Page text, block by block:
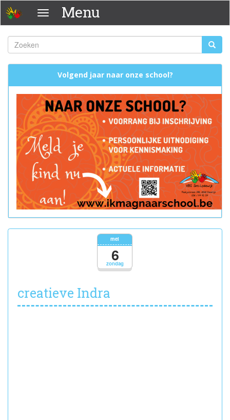
Overslaan
en
naar
de
inhoud
gaan
Menu Menu
Zoekveld
Zoeken
Volgend jaar naar onze school?
zondag
mei
6
creatieve Indra